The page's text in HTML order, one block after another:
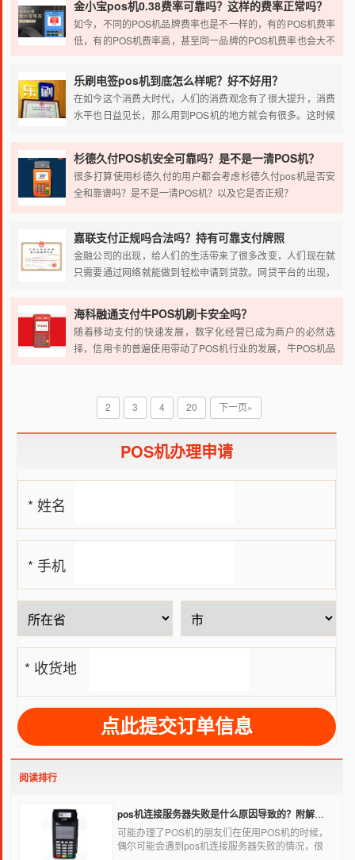
金小宝pos机0.38费率可靠吗？这样的费率正常吗？
如今，不同的POS机品牌费率也是不一样的，有的POS机费率
低，有的POS机费率高，甚至同一品牌的POS机费率也会大不
POS机费率我们能够相信吗？很多人说低费率的POS机不能
用，其实不然，只要是正规的POS机都可以使用。很多的小伙
伴们听见网上的一些言论不敢去办理POS机，其实并没我们想
象中的可怕。所以我们在了解POS机的同时也要全面地了解关
乐刷电签pos机到底怎么样呢？好不好用？
在如今这个消费大时代，人们的消费观念有了很大提升，消费
水平也日益见长，那么用到POS机的地方就会有很多。这时候
杉德久付POS机安全可靠吗？是不是一清POS机？
很多打算使用杉德久付的用户都会考虑杉德久付pos机是否安
全和靠谱吗？是不是一清POS机？以及它是否正规？
全靠谱的正规一清POS机，为什么这么说呢，下面小编一一为
大伙伴们简单介绍一下。
嘉联支付正规吗合法吗？持有可靠支付牌照
金融公司的出现，给人们的生活带来了很多改变，人们现在就
只需要通过网络就能做到轻松申请到贷款。网贷平台的出现，
合法的贷款平台。关于一些人对嘉联支付是不是合法的？嘉联
支付怎么样？的疑问，下面就来向大家详细分析一下。
海科融通支付牛POS机刷卡安全吗？
随着移动支付的快速发展，数字化经营已成为商户的必然选
择，信用卡的普遍使用带动了POS机行业的发展，牛POS机品
2 3 4 20 下一页»
POS机办理申请
* 姓名
* 手机
号
* 收货地
址
阅读排行
pos机连接服务器失败是什么原因导致的？附解决办法
可能办理了POS机的朋友们在使用POS机的时候，
偶尔可能会遇到pos机连接服务器失败的情况，很